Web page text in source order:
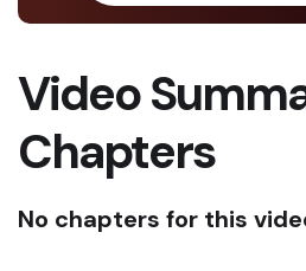
Video
Chapters
No chapters for this